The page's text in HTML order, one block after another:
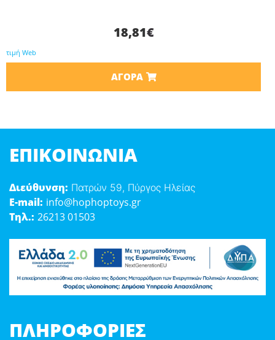
18,81€
τιμή Web
ΑΓΟΡΆ
ΕΠΙΚΟΙΝΩΝΊΑ
Διεύθυνση: Πατρών 59, Πύργος Ηλείας
E-mail: info@hophoptoys.gr
Τηλ.: 26213 01503
ΠΛΗΡΟΦΟΡΊΕΣ